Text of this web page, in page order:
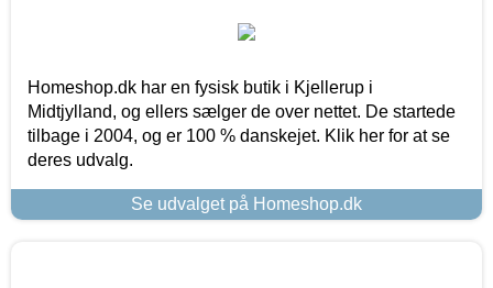
Homeshop.dk har en fysisk butik i Kjellerup i
Midtjylland, og ellers sælger de over nettet. De startede
tilbage i 2004, og er 100 % danskejet. Klik her for at se
deres udvalg.
Se udvalget på Homeshop.dk